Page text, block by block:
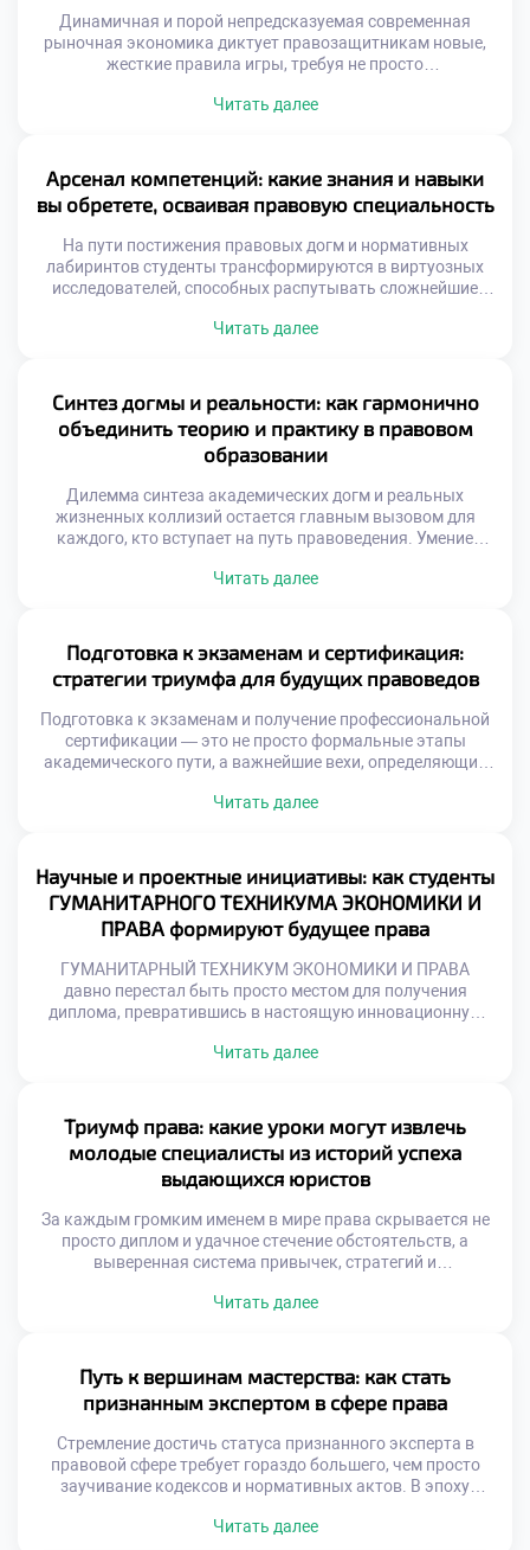
Динамичная и порой непредсказуемая современная
рыночная экономика диктует правозащитникам новые,
жесткие правила игры, требуя не просто
адаптивности. В эпоху, когда классическое право
ключевого архитектора инноваций. Именно поэтому
качественное обучение в московском техникуме
становится тем самым стратегическим активом, который
Читать далее
Арсенал компетенций: какие знания и навыки
вы обретете, осваивая правовую специальность
На пути постижения правовых догм и нормативных
лабиринтов студенты трансформируются в виртуозных
исследователей, способных распутывать сложнейшие
тупиковых ситуаций. Профессия адвоката, судьи или
ведения переговоров, безупречную защиту интересов и
искусство построения неопровержимой аргументации.
Именно поэтому качественное обучение в […]
Читать далее
Синтез догмы и реальности: как гармонично
объединить теорию и практику в правовом
образовании
Дилемма синтеза академических догм и реальных
жизненных коллизий остается главным вызовом для
каждого, кто вступает на путь правоведения. Умение
судебной практикой отличает настоящего мастера от
надежным трамплином, который позволяет будущим
экспертам с первых дней погружаться в […]
Читать далее
Подготовка к экзаменам и сертификация:
стратегии триумфа для будущих правоведов
Подготовка к экзаменам и получение профессиональной
сертификации — это не просто формальные этапы
академического пути, а важнейшие вехи, определяющие
процессы напрямую влияют на глубину усвоенных
обучение в московском техникуме становится тем самым
надежным фундаментом, который закладывает
правильные алгоритмы подготовки и […]
Читать далее
Научные и проектные инициативы: как студенты
ГУМАНИТАРНОГО ТЕХНИКУМА ЭКОНОМИКИ И
ПРАВА формируют будущее права
ГУМАНИТАРНЫЙ ТЕХНИКУМ ЭКОНОМИКИ И ПРАВА
давно перестал быть просто местом для получения
диплома, превратившись в настоящую инновационную
концепции. В этом уникальном пространстве
взгляда на право. Именно поэтому качественное
обучение в московском техникуме позволяет учащимся
не просто изучать догмы, а […]
Читать далее
Триумф права: какие уроки могут извлечь
молодые специалисты из историй успеха
выдающихся юристов
За каждым громким именем в мире права скрывается не
просто диплом и удачное стечение обстоятельств, а
выверенная система привычек, стратегий и
мэтров юриспруденции служат бесценным учебником для
техникуме закладывает тот самый надежный фундамент,
на котором впоследствии […]
Читать далее
Путь к вершинам мастерства: как стать
признанным экспертом в сфере права
Стремление достичь статуса признанного эксперта в
правовой сфере требует гораздо большего, чем просто
заучивание кодексов и нормативных актов. В эпоху
будущему специалисту необходимо оттачивать
Читать далее